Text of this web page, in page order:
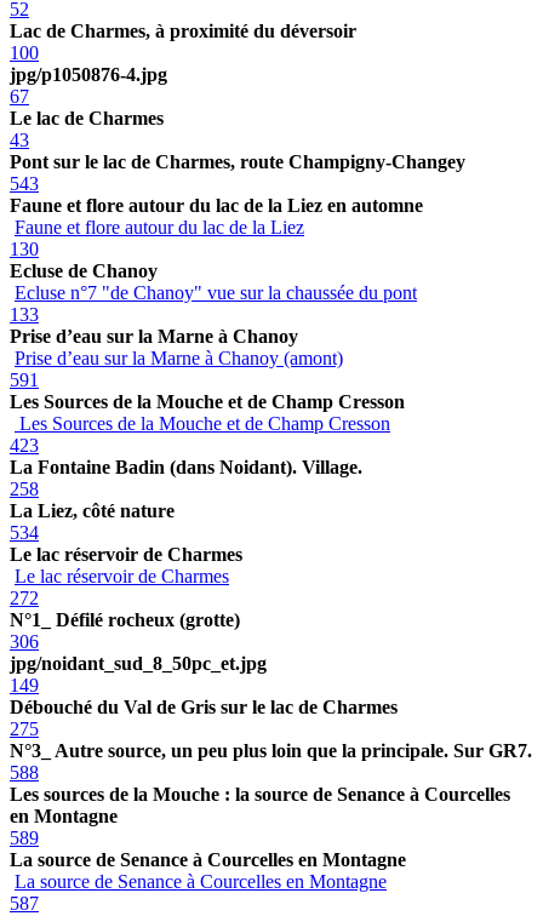
52
Lac de Charmes, à proximité du déversoir
100
jpg/p1050876-4.jpg
67
Le lac de Charmes
43
Pont sur le lac de Charmes, route Champigny-Changey
543
Faune et flore autour du lac de la Liez en automne
Faune et flore autour du lac de la Liez
130
Ecluse de Chanoy
Ecluse n°7 "de Chanoy" vue sur la chaussée du pont
133
Prise d’eau sur la Marne à Chanoy
Prise d’eau sur la Marne à Chanoy (amont)
591
Les Sources de la Mouche et de Champ Cresson
Les Sources de la Mouche et de Champ Cresson
423
La Fontaine Badin (dans Noidant). Village.
258
La Liez, côté nature
534
Le lac réservoir de Charmes
Le lac réservoir de Charmes
272
N°1_ Défilé rocheux (grotte)
306
jpg/noidant_sud_8_50pc_et.jpg
149
Débouché du Val de Gris sur le lac de Charmes
275
N°3_ Autre source, un peu plus loin que la principale. Sur GR7.
588
Les sources de la Mouche : la source de Senance à Courcelles
en Montagne
589
La source de Senance à Courcelles en Montagne
La source de Senance à Courcelles en Montagne
587